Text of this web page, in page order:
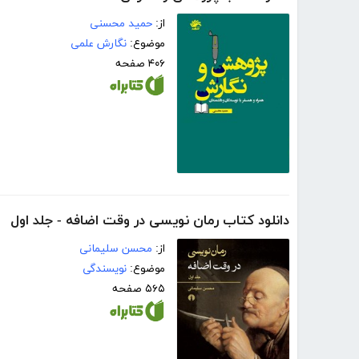
از: حمید محسنی
موضوع: نگارش علمی
۴۰۶ صفحه
دانلود کتاب رمان نویسی در وقت اضافه - جلد اول
از: محسن سلیمانی
موضوع: نویسندگی
۵۶۵ صفحه